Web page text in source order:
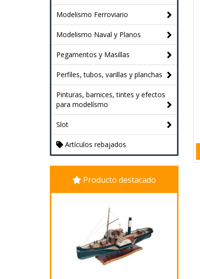
Modelismo Ferroviario
Modelismo Naval y Planos
Pegamentos y Masillas
Perfiles, tubos, varillas y planchas
Pinturas, barnices, tintes y efectos
para modelísmo
Slot
Artículos rebajados
Producto destacado